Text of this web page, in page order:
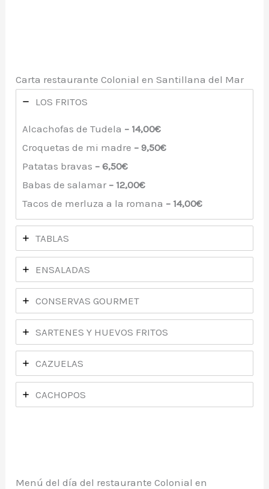
Carta restaurante Colonial en Santillana del Mar
LOS FRITOS
Alcachofas de Tudela – 14,00€
Croquetas de mi madre – 9,50€
Patatas bravas – 6,50€
Babas de salamar – 12,00€
Tacos de merluza a la romana – 14,00€
TABLAS
ENSALADAS
CONSERVAS GOURMET
SARTENES Y HUEVOS FRITOS
CAZUELAS
CACHOPOS
Menú del día del restaurante Colonial en